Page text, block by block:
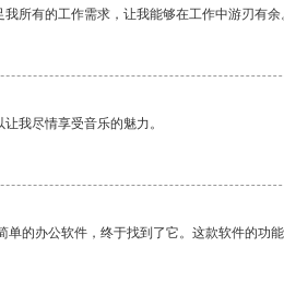
所有的工作需求，让我能够在工作中游刃有余
我尽情享受音乐的魅力。
的办公软件，终于找到了它。这款软件的功